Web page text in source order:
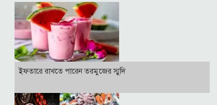
ইফতারে রাখতে পারেন তরমুজের স্মুদি